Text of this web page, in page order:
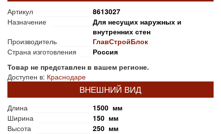
Артикул
8613027
Назначение
Для несущих наружных и
внутренних стен
Производитель
ГлавСтройБлок
Страна изготовления
Россия
Товар не представлен в вашем регионе.
Доступен в: Краснодаре
ВНЕШНИЙ ВИД
Длина
1500 мм
Ширина
150 мм
Высота
250 мм